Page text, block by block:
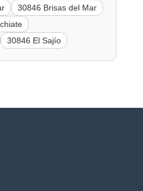
30846 Brisas del Mar
30846 El Sajío